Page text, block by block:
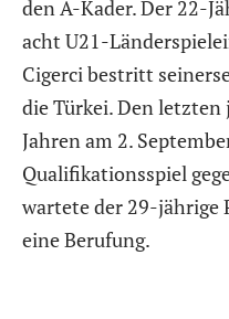
den A-Kader. Der 22-
acht U21-
Cigerci bestritt
die Türkei. Den
Jahren am 2.
Qualifikationsspiel
wartete der 29-jährige
eine Berufung.